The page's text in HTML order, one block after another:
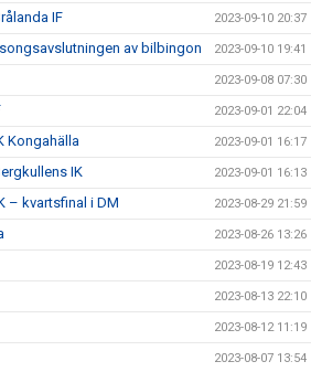
IF 2023-09-10 20:37
av bilbingon 2023-09-10 19:41
2023-09-08 07:30
2023-09-01 22:04
Kongahälla 2023-09-01 16:17
IK 2023-09-01 16:13
– kvartsfinal i DM 2023-08-29 21:59
2023-08-26 13:26
2023-08-19 12:43
2023-08-13 22:10
2023-08-12 11:19
2023-08-07 13:54